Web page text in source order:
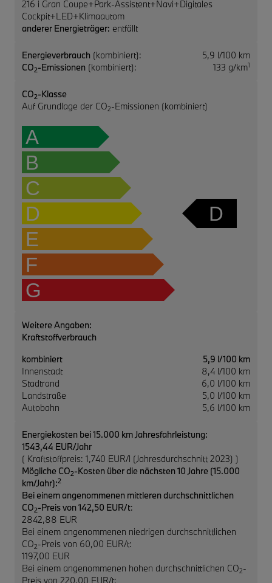
216 i Gran Coupe+Park-Assistent+Navi+Digitales
Cockpit+LED+Klimaautom
anderer Energieträger: entfällt
Energieverbrauch (kombiniert):
5,9 l/100 km
CO2-Emissionen (kombiniert): 133 g/km1
CO2-Klasse
Auf Grundlage der CO2-Emissionen (kombiniert)
A
B
C
D
E
F
G
D
Weitere Angaben:
Kraftstoffverbrauch
kombiniert
5,9 l/100 km
Innenstadt
8,4 l/100 km
Stadtrand
6,0 l/100 km
Landstraße
5,0 l/100 km
Autobahn
5,6 l/100 km
Energiekosten bei 15.000 km Jahresfahrleistung:
1543,44 EUR/Jahr
( Kraftstoffpreis: 1,740 EUR/l (Jahresdurchschnitt 2023) )
Mögliche CO2-Kosten über die nächsten 10 Jahre (15.000
km/Jahr):2
Bei einem angenommenen mittleren durchschnittlichen
CO2-Preis von 142,50 EUR/t:
2842,88 EUR
Bei einem angenommenen niedrigen durchschnittlichen
CO2-Preis von 60,00 EUR/t:
1197,00 EUR
Bei einem angenommenen hohen durchschnittlichen CO2-
Preis von 220,00 EUR/t: